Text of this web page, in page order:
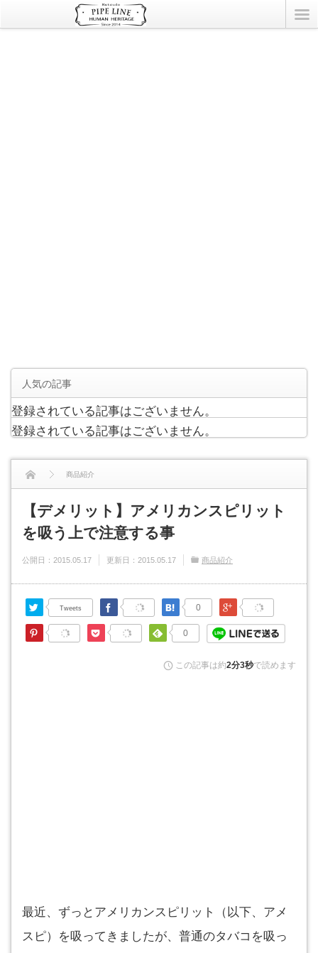
人気の記事
登録されている記事はございません。
登録されている記事はございません。
商品紹介
【デメリット】アメリカンスピリットを吸う上で注意する事
【デメリット】アメリカンスピリット
を吸う上で注意する事
公開日： 2015.05.17 更新日： 2015.05.17 商品紹介
Tweets
Twitter Facebook 0
はてなブックマークGoogle Plus
Pinterest Pocket 0
Feedly
この記事は約2分3秒で読めます
最近、ずっとアメリカンスピリット（以下、アメ
スピ）を吸ってきましたが、普通のタバコを吸っ